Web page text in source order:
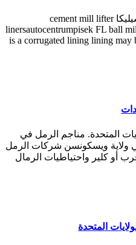
نقل مصنع مصنع غسل الرمال السيليكا cement mill lifter
linersautocentrumpisek FL ball
is a corrugated lining lining
المتحدة. مناجم الرمل في
ولاية ويسكونسن شركات الرمل
أو كلير واحتياطيات الرمال
المتحدة